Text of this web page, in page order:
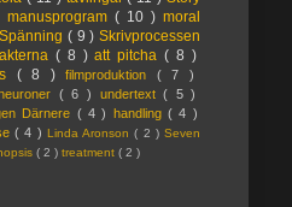
manusprogram ( 10 ) moral
Spänning ( 9 )Skrivprocessen
( 8 )att pitcha( 8 )
( 8 ) filmproduktion ( 7 )
( 6 ) undertext( 5 )
Därnere ( 4 ) handling( 4 )
( 4 ) Linda Aronson( 2 )Seven
( 2 ) treatment ( 2 )